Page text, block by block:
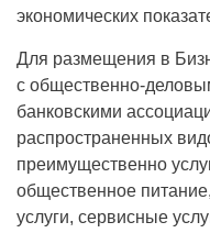
экономических
Для размещения в
с общественно-
банковскими
распространенных
преимущественно
общественное
услуги, сервисные